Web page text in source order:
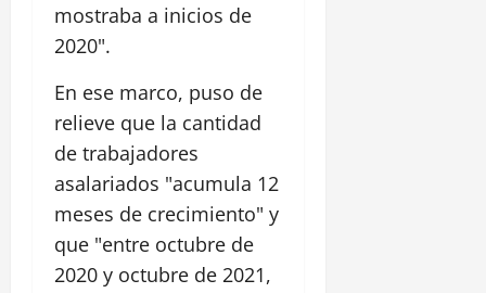
mostraba a inicios de
2020".
En ese marco, puso de
relieve que la cantidad
de trabajadores
asalariados "acumula 12
meses de crecimiento" y
que "entre octubre de
2020 y octubre de 2021,